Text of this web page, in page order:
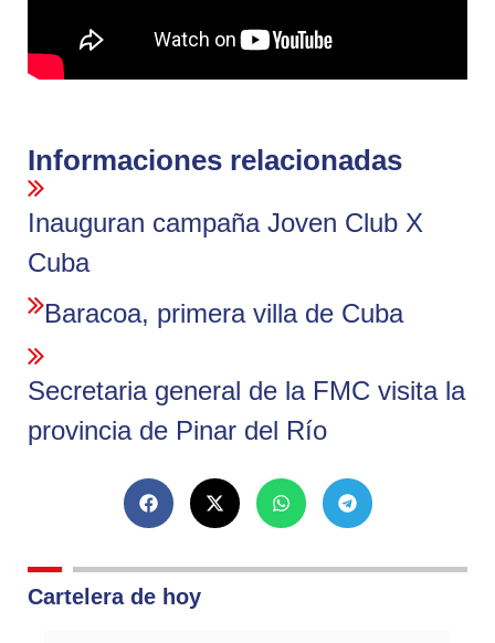
Informaciones relacionadas
Inauguran campaña Joven Club X
Cuba
Baracoa, primera villa de Cuba
Secretaria general de la FMC visita la
provincia de Pinar del Río
Cartelera de hoy